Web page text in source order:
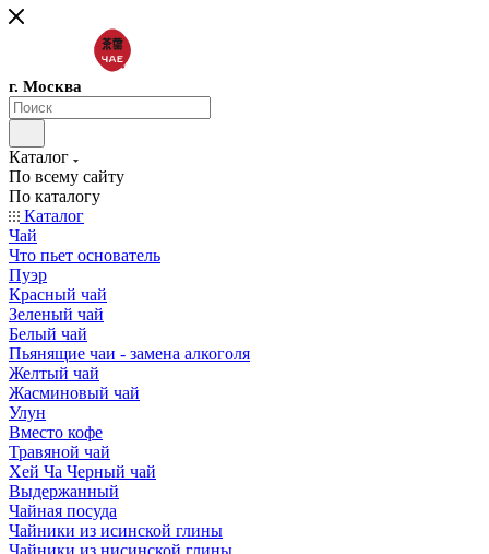
г. Москва
Каталог
По всему сайту
По каталогу
Каталог
Чай
Что пьет основатель
Пуэр
Красный чай
Зеленый чай
Белый чай
Пьянящие чаи - замена алкоголя
Желтый чай
Жасминовый чай
Улун
Вместо кофе
Травяной чай
Хей Ча Черный чай
Выдержанный
Чайная посуда
Чайники из исинской глины
Чайники из нисинской глины